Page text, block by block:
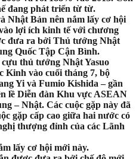
đang phát triển từ từ.
Nhật Bản nên nắm lấy cơ hội
lợi ích kinh tế với chương
đưa ra bởi Thủ tướng Nhật
Quốc Tập Cận Bình.
thủ tướng Nhật Yasuo
Kinh vào cuối tháng 7, bộ
Yi và Fumio Kishida – gần
lề Diễn đàn Khu vực ASEAN
– Nhật. Các cuộc gặp này đã
gặp cấp cao giữa hai nước có
thượng đỉnh của các Lãnh
lấy cơ hội mới này.